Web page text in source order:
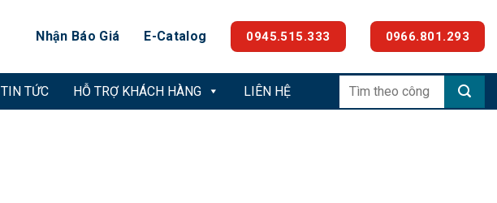
Nhận Báo Giá E-Catalog 0945.515.333 0966.801.293
TIN TỨC HỖ TRỢ KHÁCH HÀNG LIÊN HỆ
kiếm: